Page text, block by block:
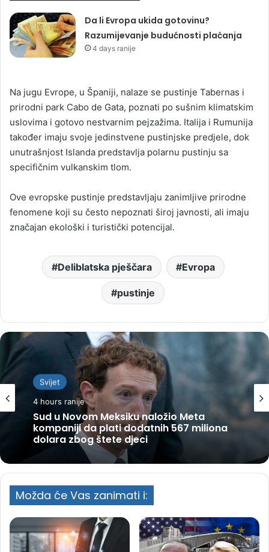
Da li Evropa ukida gotovinu?
Razumijevanje budućnosti plaćanja
4 days ranije
Na jugu Evrope, u Španiji, nalaze se pustinje Tabernas i
prirodni park Cabo de Gata, poznati po sušnim klimatskim
uslovima i gotovo nestvarnim pejzažima. Italija i Rumunija
također imaju svoje jedinstvene pustinjske predjele, dok
unutrašnjost Islanda predstavlja polarnu pustinju sa
specifičnim vulkanskim tlom.
Ove evropske pustinje predstavljaju zanimljive prirodne
fenomene koji su često nepoznati široj javnosti, ali imaju
značajan ekološki i turistički potencijal.
Deliblatska pješčara Evropa
pustinje
Svijet
4 hours ranije
Sud u Novom Meksiku naložio Meta
kompaniji da plati dodatnih 567 miliona
dolara zbog štete djeci
Možda će Vas zanimati i: